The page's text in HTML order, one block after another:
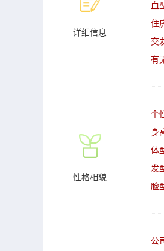
详细信息
血
住
交
有
性格相貌
个
身
体
发
脸
公